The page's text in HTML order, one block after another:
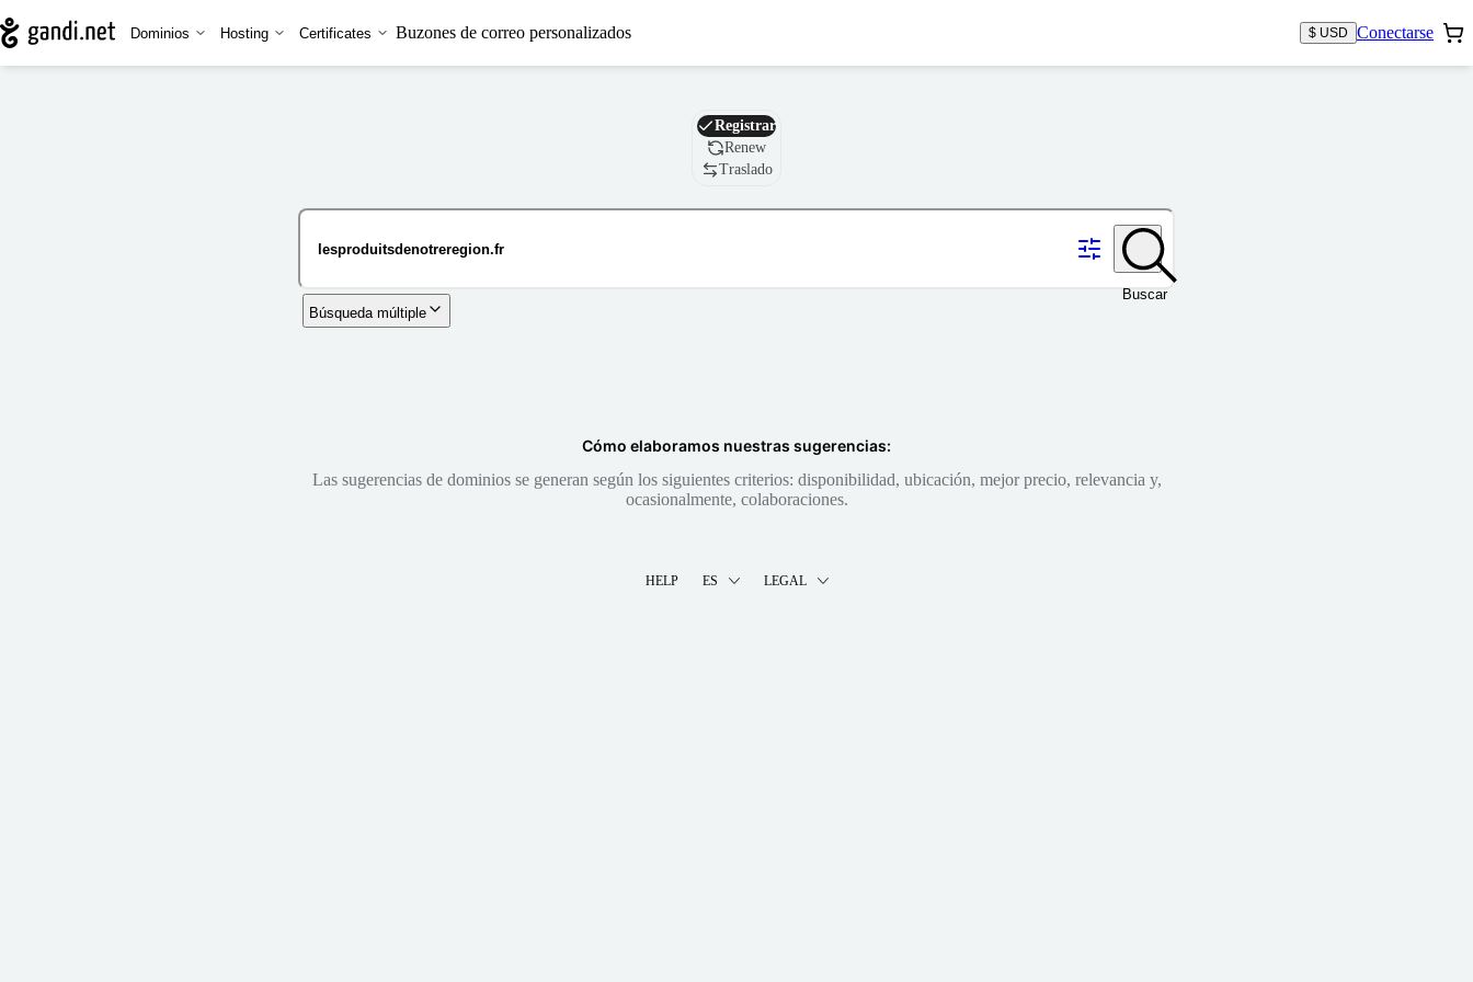
Dominios Hosting Certificates Buzones de correo personalizados $ USD Conectarse
Nombre de dominio
Registrar
Renew
Traslado
Buscar
Búsqueda múltiple
Cómo elaboramos nuestras sugerencias:
Las sugerencias de dominios se generan según los siguientes criterios: disponibilidad, ubicación, mejor precio, relevancia y,
ocasionalmente, colaboraciones.
HELP ES LEGAL